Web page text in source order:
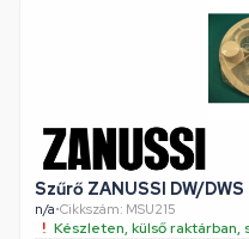
Szűrő ZANUSSI DW/
n/a•Cikkszám: MSU215
Készleten, külső raktárban,